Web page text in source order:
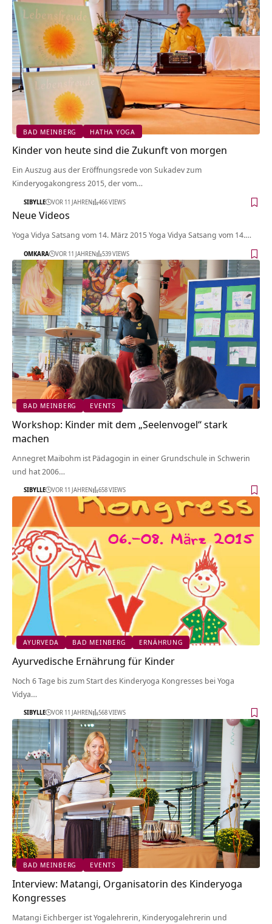
BAD MEINBERG HATHA YOGA
Kinder von heute sind die Zukunft von morgen
Ein Auszug aus der Eröffnungsrede von Sukadev zum
Kinderyogakongress 2015, der vom…
SIBYLLE VOR 11 JAHREN 466 VIEWS
Neue Videos
Yoga Vidya Satsang vom 14. März 2015 Yoga Vidya Satsang vom 14.…
OMKARA VOR 11 JAHREN 539 VIEWS
BAD MEINBERG EVENTS
Workshop: Kinder mit dem „Seelenvogel“ stark
machen
Annegret Maibohm ist Pädagogin in einer Grundschule in Schwerin
und hat 2006…
SIBYLLE VOR 11 JAHREN 658 VIEWS
AYURVEDA BAD MEINBERG ERNÄHRUNG
Ayurvedische Ernährung für Kinder
Noch 6 Tage bis zum Start des Kinderyoga Kongresses bei Yoga
Vidya…
SIBYLLE VOR 11 JAHREN 568 VIEWS
BAD MEINBERG EVENTS
Interview: Matangi, Organisatorin des Kinderyoga
Kongresses
Matangi Eichberger ist Yogalehrerin, Kinderyogalehrerin und